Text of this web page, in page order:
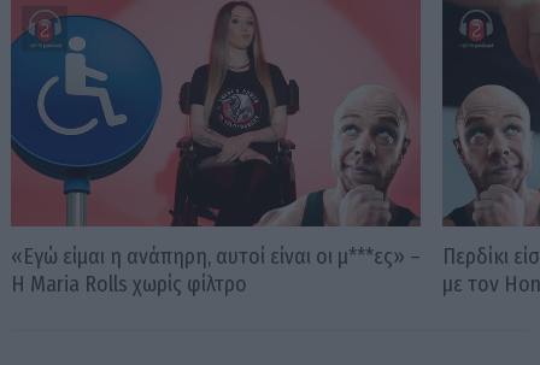
«Εγώ είμαι η ανάπηρη, αυτοί είναι οι μ***ες» –
Η Maria Rolls χωρίς φίλτρο
Περδίκι
με τον